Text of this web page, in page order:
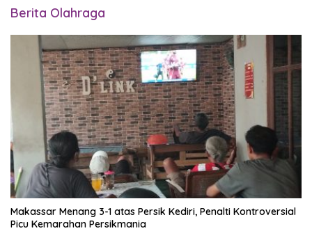
Berita Olahraga
Makassar Menang 3-1 atas Persik Kediri, Penalti Kontroversial
Picu Kemarahan Persikmania